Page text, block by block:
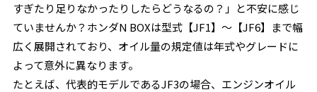
すぎたり足りなかったりしたらどうなるの？」と不安に感じ
ていませんか？ホンダN BOXは型式【JF1】～【JF6】まで幅
広く展開されており、オイル量の規定値は年式やグレードに
よって意外に異なります。
たとえば、代表的モデルであるJF3の場合、エンジンオイル